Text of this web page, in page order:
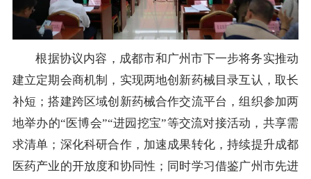
根据协议内容，成都市和广州市下一步将务实推动
建立定期会商机制，实现两地创新药械目录互认，取长
补短；搭建跨区域创新药械合作交流平台，组织参加两
地举办的“医博会”“进园挖宝”等交流对接活动，共享需
求清单；深化科研合作，加速成果转化，持续提升成都
医药产业的开放度和协同性；同时学习借鉴广州市先进